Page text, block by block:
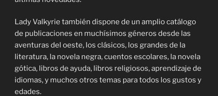
Lady Valkyrie también dispone de un amplio catálogo
de publicaciones en muchísimos géneros desde las
aventuras del oeste, los clásicos, los grandes de la
literatura, la novela negra, cuentos escolares, la novela
gótica, libros de ayuda, libros religiosos, aprendizaje de
idiomas, y muchos otros temas para todos los gustos y
edades.